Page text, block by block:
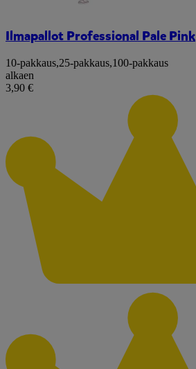
Ilmapallot Professional Pale Pink
10-pakkaus,25-pakkaus,100-pakkaus
alkaen
3,90 €